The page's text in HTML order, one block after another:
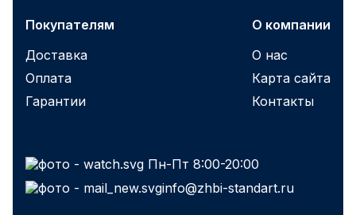
Покупателям
Доставка
Оплата
Гарантии
О компании
О нас
Карта сайта
Контакты
Пн-Пт 8:00-20:00
info@zhbi-standart.ru